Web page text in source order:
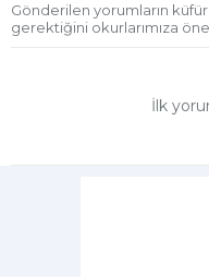
Gönderilen yorumların
gerektiğini okurlarımıza
İlk